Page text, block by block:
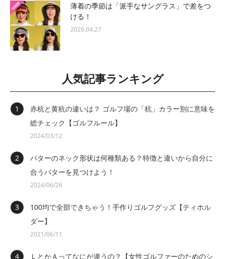
薄着の季節は「派手なサングラス」で差をつ
ける！
2026.04.27
人気記事ランキング
赤杭と黄杭の違いは？ ゴルフ場の「杭」カラー別に意味を
総チェック【ゴルフルール】
2024/03/12
パターのネック形状は何種類ある？特徴と違いから自分に
合うパターを見つけよう！
2024/06/26
100均で全部できちゃう！手作りゴルフグッズ【ティホル
ダー】
2021/06/11
ＬとかＡってなにが違うの？【女性ゴルファーのためのシ